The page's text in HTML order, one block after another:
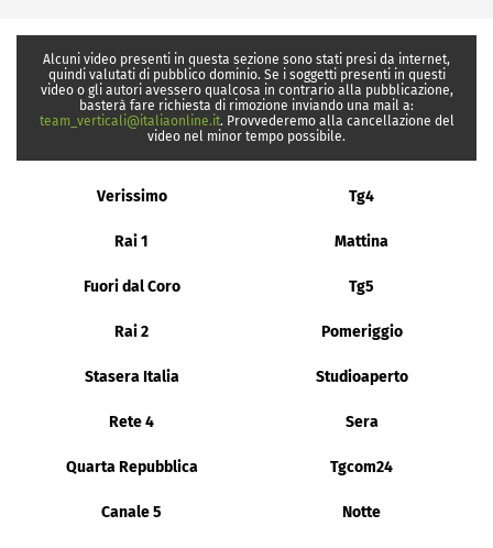
Alcuni video presenti in questa sezione sono stati presi da internet,
quindi valutati di pubblico dominio. Se i soggetti presenti in questi
video o gli autori avessero qualcosa in contrario alla pubblicazione,
basterà fare richiesta di rimozione inviando una mail a:
team_verticali@italiaonline.it. Provvederemo alla cancellazione del
video nel minor tempo possibile.
Verissimo Tg4
Rai 1 Mattina
Fuori dal Coro Tg5
Rai 2 Pomeriggio
Stasera Italia Studioaperto
Rete 4 Sera
Quarta Repubblica Tgcom24
Canale 5 Notte